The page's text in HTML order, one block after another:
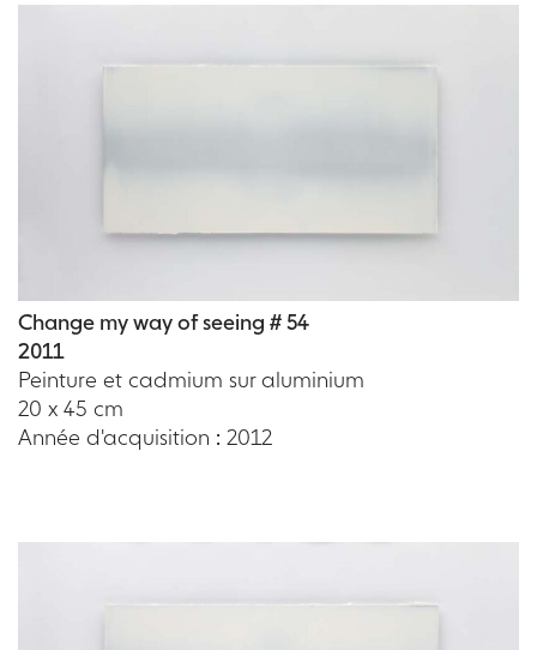
Change my way of seeing # 54
2011
Peinture et cadmium sur aluminium
20 x 45 cm
Année d'acquisition : 2012